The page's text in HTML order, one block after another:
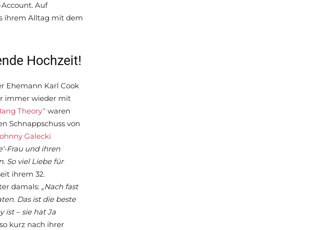
Auf
ihrem Alltag mit dem
Hochzeit!
Ehemann Karl Cook
immer wieder mit
Theory“ waren
Schnappschuss von
Galecki
Frau und ihren
So viel Liebe für
ihrem 32.
damals: „Nach fast
Das ist die beste
ist – sie hat Ja
kurz nach ihrer